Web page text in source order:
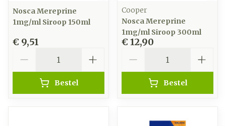
Nosca Mereprine
1mg/ml Siroop 150ml
€ 9,51
Bestel
Cooper
Nosca Mereprine
1mg/ml Siroop 300ml
€ 12,90
Bestel